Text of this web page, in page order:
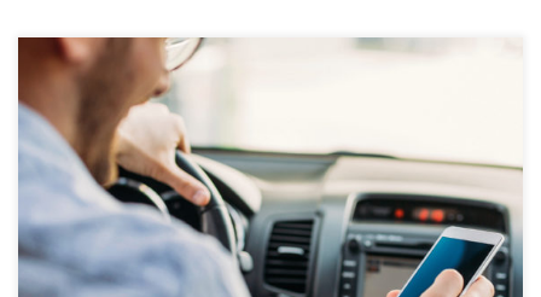
Le 30 mai 2024, à l’occasion de la semaine de la sécurité routière
au travail, la DREETS a proposé un webinaire sur ce risque,
particulièrement présent en entreprise. Le saviez-vous ? Le risque
routier est la 1ère cause d’accidents mortels au travail avec deux
tués par jour au travail. S’inscrivant dans le 4ème Plan Régional